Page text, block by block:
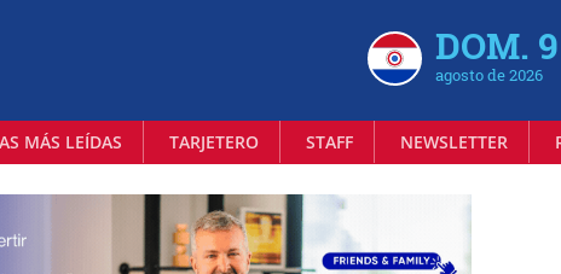
DOM. 9
agosto de 2026
MÁS LEÍDAS TARJETERO STAFF NEWSLETTER